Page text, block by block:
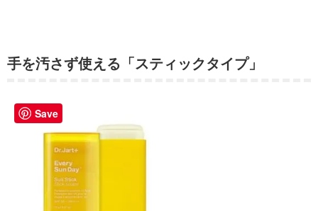
手を汚さず使える「スティックタイプ」
Save